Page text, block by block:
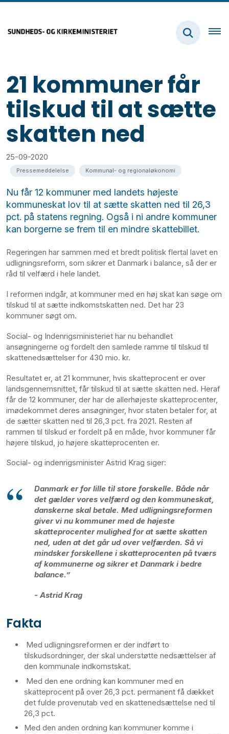
21 kommuner får
tilskud til at sætte
skatten ned
25-09-2020
Pressemeddelelse Kommunal- og regionaløkonomi
Nu får 12 kommuner med landets højeste
kommuneskat lov til at sætte skatten ned til 26,3
pct. på statens regning. Også i ni andre kommuner
kan borgerne se frem til en mindre skattebillet.
Regeringen har sammen med et bredt politisk flertal lavet en
udligningsreform, som sikrer et Danmark i balance, så der er
råd til velfærd i hele landet.
I reformen indgår, at kommuner med en høj skat kan søge om
tilskud til at sætte indkomstskatten ned. Det har 23
kommuner søgt om.
Social- og Indenrigsministeriet har nu behandlet
ansøgningerne og fordelt den samlede ramme til tilskud til
skattenedsættelser for 430 mio. kr.
Resultatet er, at 21 kommuner, hvis skatteprocent er over
landsgennemsnittet, får tilskud til at sætte skatten ned. Heraf
får de 12 kommuner, der har de allerhøjeste skatteprocenter,
imødekommet deres ansøgninger, hvor staten betaler for, at
de sætter skatten ned til 26,3 pct. fra 2021. Resten af
rammen til tilskud er fordelt på en måde, hvor kommuner får
højere tilskud, jo højere skatteprocenten er.
Social- og indenrigsminister Astrid Krag siger:
Danmark er for lille til store forskelle. Både når
det gælder vores velfærd og den kommuneskat,
danskerne skal betale. Med udligningsreformen
giver vi nu kommuner med de højeste
skatteprocenter mulighed for at sætte skatten
ned, uden at det går ud over velfærden. Så vi
mindsker forskellene i skatteprocenten på tværs
af kommunerne og sikrer et Danmark i bedre
balance.”
- Astrid Krag
Fakta
Med udligningsreformen er der indført to
tilskudsordninger, der skal understøtte nedsættelser af
den kommunale indkomstskat.
Med den ene ordning kan kommuner med en
skatteprocent på over 26,3 pct. permanent få dækket
det fulde provenutab ved en skattenedsættelse ned til
26,3 pct.
Med den anden ordning kan kommuner komme i